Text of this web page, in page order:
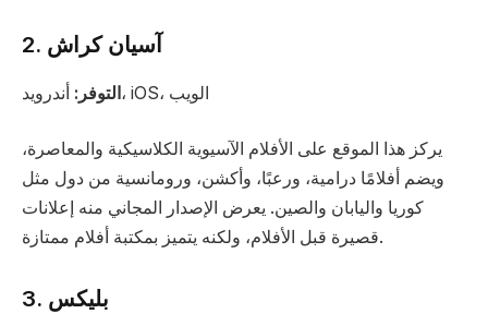
2. آسيان كراش
التوفر: أندرويد، iOS، الويب
يركز هذا الموقع على الأفلام الآسيوية الكلاسيكية والمعاصرة،
ويضم أفلامًا درامية، ورعبًا، وأكشن، ورومانسية من دول مثل
كوريا واليابان والصين. يعرض الإصدار المجاني منه إعلانات
قصيرة قبل الأفلام، ولكنه يتميز بمكتبة أفلام ممتازة.
3. بليكس